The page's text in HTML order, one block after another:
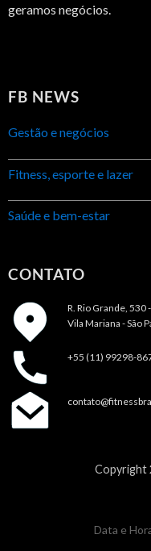
geramos negócios.
FB NEWS
Gestão e negócios
Fitness, esporte e lazer
Saúde e bem-estar
CONTATO
R. Rio Grande, 530
Vila Mariana - São
+55 (11) 99298-
Copyright
Data e